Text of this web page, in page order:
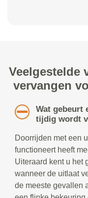
Veelgestelde
vervangen
Wat gebeurt
tijdig wordt
Doorrijden met een
functioneert heeft
Uiteraard kent u het
wanneer de uitlaat
de meeste gevallen